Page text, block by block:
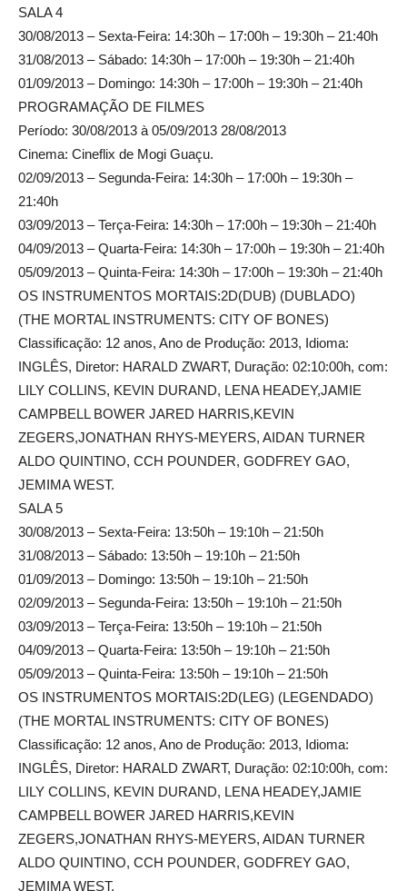
SALA 4
30/08/2013 – Sexta-Feira: 14:30h – 17:00h – 19:30h – 21:40h
31/08/2013 – Sábado: 14:30h – 17:00h – 19:30h – 21:40h
01/09/2013 – Domingo: 14:30h – 17:00h – 19:30h – 21:40h
PROGRAMAÇÃO DE FILMES
Período: 30/08/2013 à 05/09/2013 28/08/2013
Cinema: Cineflix de Mogi Guaçu.
02/09/2013 – Segunda-Feira: 14:30h – 17:00h – 19:30h –
21:40h
03/09/2013 – Terça-Feira: 14:30h – 17:00h – 19:30h – 21:40h
04/09/2013 – Quarta-Feira: 14:30h – 17:00h – 19:30h – 21:40h
05/09/2013 – Quinta-Feira: 14:30h – 17:00h – 19:30h – 21:40h
OS INSTRUMENTOS MORTAIS:2D(DUB) (DUBLADO)
(THE MORTAL INSTRUMENTS: CITY OF BONES)
Classificação: 12 anos, Ano de Produção: 2013, Idioma:
INGLÊS, Diretor: HARALD ZWART, Duração: 02:10:00h, com:
LILY COLLINS, KEVIN DURAND, LENA HEADEY,JAMIE
CAMPBELL BOWER JARED HARRIS,KEVIN
ZEGERS,JONATHAN RHYS-MEYERS, AIDAN TURNER
ALDO QUINTINO, CCH POUNDER, GODFREY GAO,
JEMIMA WEST.
SALA 5
30/08/2013 – Sexta-Feira: 13:50h – 19:10h – 21:50h
31/08/2013 – Sábado: 13:50h – 19:10h – 21:50h
01/09/2013 – Domingo: 13:50h – 19:10h – 21:50h
02/09/2013 – Segunda-Feira: 13:50h – 19:10h – 21:50h
03/09/2013 – Terça-Feira: 13:50h – 19:10h – 21:50h
04/09/2013 – Quarta-Feira: 13:50h – 19:10h – 21:50h
05/09/2013 – Quinta-Feira: 13:50h – 19:10h – 21:50h
OS INSTRUMENTOS MORTAIS:2D(LEG) (LEGENDADO)
(THE MORTAL INSTRUMENTS: CITY OF BONES)
Classificação: 12 anos, Ano de Produção: 2013, Idioma:
INGLÊS, Diretor: HARALD ZWART, Duração: 02:10:00h, com:
LILY COLLINS, KEVIN DURAND, LENA HEADEY,JAMIE
CAMPBELL BOWER JARED HARRIS,KEVIN
ZEGERS,JONATHAN RHYS-MEYERS, AIDAN TURNER
ALDO QUINTINO, CCH POUNDER, GODFREY GAO,
JEMIMA WEST.